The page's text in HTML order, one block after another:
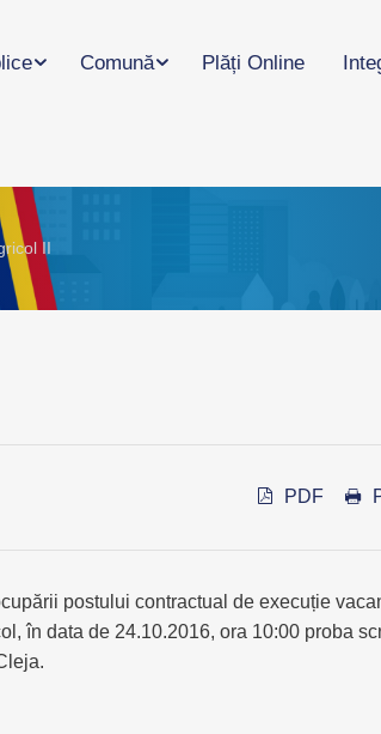
Comună Plăți Online
II
PDF
postului contractual de execuție
în data de 24.10.2016, ora 10:00 proba